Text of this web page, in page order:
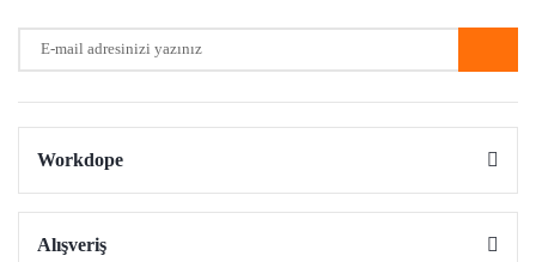
Workdope
Alışveriş